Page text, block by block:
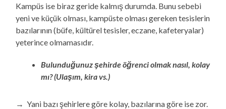
Kampüs ise biraz geride kalmış durumda. Bunu sebebi
yeni ve küçük olması, kampüste olması gereken tesislerin
bazılarının (büfe, kültürel tesisler, eczane, kafeteryalar)
yeterince olmamasıdır.
Bulunduğunuz şehirde öğrenci olmak nasıl, kolay
mı? (Ulaşım, kira vs.)
→ Yani bazı şehirlere göre kolay, bazılarına göre ise zor.